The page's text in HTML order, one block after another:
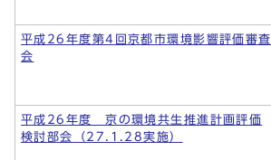
平成26年度第4回京都市環境影響評価審査
会
平成26年度 京の環境共生推進計画評価
検討部会（27.1.28実施）